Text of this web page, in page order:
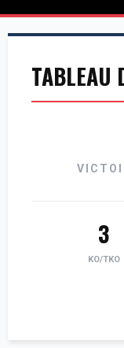
TABLEAU
3
KO/TKO